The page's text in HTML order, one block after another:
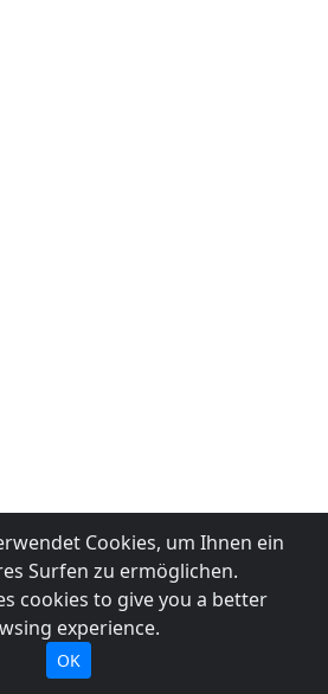
Cookies, um Ihnen ein
Surfen zu ermöglichen.
cookies to give you a better
experience.
OK